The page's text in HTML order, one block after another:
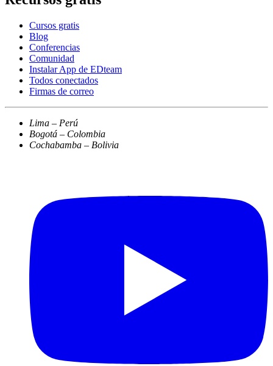
Cursos gratis
Blog
Conferencias
Comunidad
Instalar App de EDteam
Todos conectados
Firmas de correo
Lima – Perú
Bogotá – Colombia
Cochabamba – Bolivia